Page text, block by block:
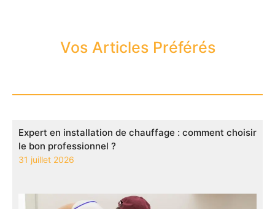
Vos Articles Préférés
Expert en installation de chauffage : comment choisir
le bon professionnel ?
31 juillet 2026